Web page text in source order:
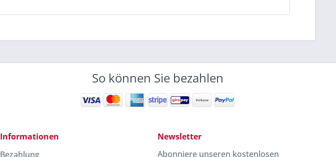
So können Sie bezahlen
Informationen
Bezahlung
Newsletter
Abonniere unseren kostenlosen